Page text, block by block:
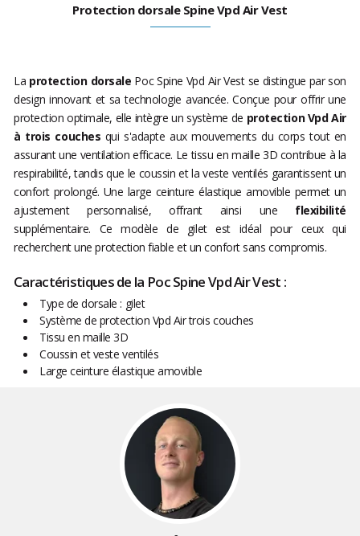
Protection dorsale Spine Vpd Air Vest
La protection dorsale Poc Spine Vpd Air Vest se distingue par son
design innovant et sa technologie avancée. Conçue pour offrir une
protection optimale, elle intègre un système de protection Vpd Air
à trois couches qui s'adapte aux mouvements du corps tout en
assurant une ventilation efficace. Le tissu en maille 3D contribue à la
respirabilité, tandis que le coussin et la veste ventilés garantissent un
confort prolongé. Une large ceinture élastique amovible permet un
ajustement personnalisé, offrant ainsi une flexibilité
supplémentaire. Ce modèle de gilet est idéal pour ceux qui
recherchent une protection fiable et un confort sans compromis.
Caractéristiques de la Poc Spine Vpd Air Vest :
Type de dorsale : gilet
Système de protection Vpd Air trois couches
Tissu en maille 3D
Coussin et veste ventilés
Large ceinture élastique amovible